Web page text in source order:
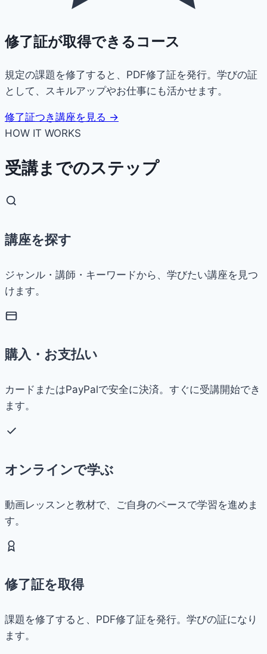
修了証が取得できるコース
規定の課題を修了すると、PDF修了証を発行。学びの証
として、スキルアップやお仕事にも活かせます。
修了証つき講座を見る →
HOW IT WORKS
受講までのステップ
講座を探す
ジャンル・講師・キーワードから、学びたい講座を見つ
けます。
購入・お支払い
カードまたはPayPalで安全に決済。すぐに受講開始でき
ます。
オンラインで学ぶ
動画レッスンと教材で、ご自身のペースで学習を進めま
す。
修了証を取得
課題を修了すると、PDF修了証を発行。学びの証になり
ます。